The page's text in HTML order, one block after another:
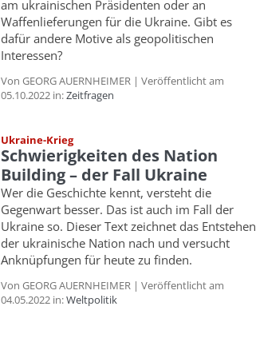
am ukrainischen Präsidenten oder an
Waffenlieferungen für die Ukraine. Gibt es
dafür andere Motive als geopolitischen
Interessen?
Von GEORG AUERNHEIMER | Veröffentlicht am
05.10.2022 in:Zeitfragen
Ukraine-Krieg
Schwierigkeiten des Nation
Building – der Fall Ukraine
Wer die Geschichte kennt, versteht die
Gegenwart besser. Das ist auch im Fall der
Ukraine so. Dieser Text zeichnet das Entstehen
der ukrainische Nation nach und versucht
Anknüpfungen für heute zu finden.
Von GEORG AUERNHEIMER | Veröffentlicht am
04.05.2022 in:Weltpolitik